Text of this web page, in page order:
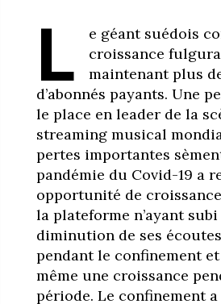
L
e géant suédois
croissance
maintenant plus
d’abonnés payants. Une
le place en leader de la
streaming musical
pertes importantes
pandémie du Covid-19 a
opportunité de
la plateforme n’ayant
diminution de ses
pendant le confinement
même une croissance
période. Le confinement